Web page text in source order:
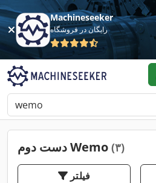
Machineseeker
رایگان در فروشگاه
دست دوم Wemo (۳)
فیلتر